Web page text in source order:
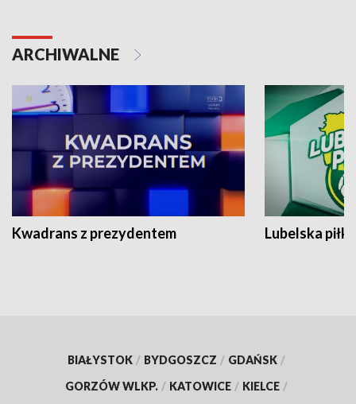
ARCHIWALNE
Kwadrans z prezydentem Lubelska piłka
BIAŁYSTOK / BYDGOSZCZ / GDAŃSK /
GORZÓW WLKP. / KATOWICE / KIELCE /